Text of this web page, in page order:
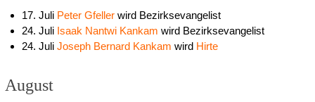
17. Juli Peter Gfeller wird Bezirksevangelist
24. Juli Isaak Nantwi Kankam wird Bezirksevangelist
24. JuliJoseph Bernard Kankam wird Hirte
August